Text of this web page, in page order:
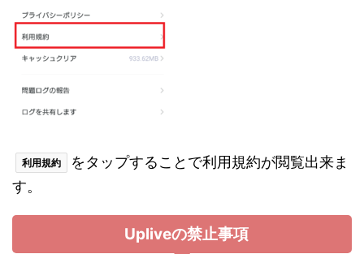
利用規約
をタップすることで利用規約が閲覧出来ま
す。
Upliveの禁止事項